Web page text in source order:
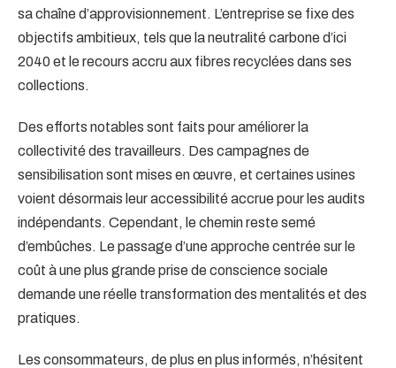
sa chaîne d’approvisionnement. L’entreprise se fixe des
objectifs ambitieux, tels que la neutralité carbone d’ici
2040 et le recours accru aux fibres recyclées dans ses
collections.
Des efforts notables sont faits pour améliorer la
collectivité des travailleurs. Des campagnes de
sensibilisation sont mises en œuvre, et certaines usines
voient désormais leur accessibilité accrue pour les audits
indépendants. Cependant, le chemin reste semé
d’embûches. Le passage d’une approche centrée sur le
coût à une plus grande prise de conscience sociale
demande une réelle transformation des mentalités et des
pratiques.
Les consommateurs, de plus en plus informés, n’hésitent